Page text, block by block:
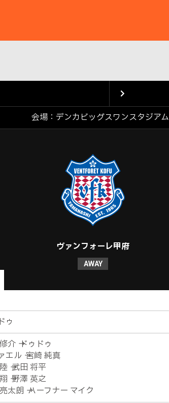
次の試
会場：デンカビッグスワンスタジアム
ヴァンフォーレ甲府
AWAY
ゥ
介 → ドゥドゥ
エル → 宮崎 純真
→ 武田 将平
→ 野澤 英之
太朗 → ハーフナー マイク